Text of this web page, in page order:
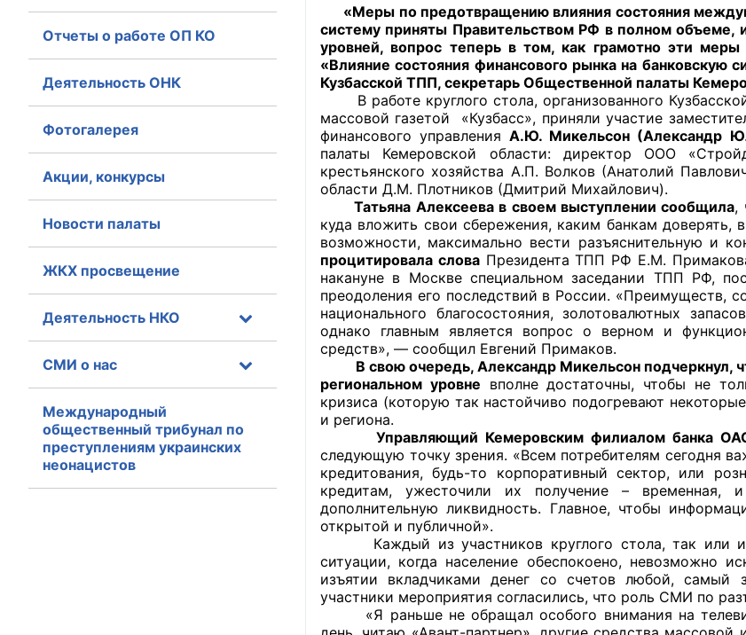
+7 (3842) 58-82-40 OPKO42@BK.RU
Главная
Общественные советы
Общественные советы при территориальных органах
исполнительной власти
Общественные советы по проведению независимой оценки
оказания услуг
О Палате
Структура Палаты
Комиссии
Экспертный совет ОП КО
Совет ОП КО
Общественный штаб
Члены ОП КО
Документы ОП КО
«Меры по предотвращению влияния состояния
систему приняты Правительством РФ в полном объеме,
уровней, вопрос теперь в том, как грамотно эти
«Влияние состояния финансового рынка на банковскую
Кузбасской ТПП, секретарь Общественной палаты
В работе круглого стола, организованного
массовой газетой «Кузбасс», приняли участие
финансового управленияА.Ю. Микельсон (Александр
палаты Кемеровской области: директор ООО
крестьянского хозяйства А.П. Волков (Анатолий
области Д.М. Плотников (Дмитрий Михайлович).
Татьяна Алексеева в своем выступлении сообщила,
куда вложить свои сбережения, каким банкам
возможности, максимально вести разъяснительную и
процитировала словаПрезидента ТПП РФ Е.М.
накануне в Москве специальном заседании ТПП РФ,
преодоления его последствий в России. «Преимуществ,
национального благосостояния, золотовалютных
однако главным является вопрос о верном и
средств», — сообщил Евгений Примаков.
В свою очередь, Александр Микельсон
региональном уровне вполне достаточны, чтобы не
кризиса (которую так настойчиво подогревают
и региона.
Управляющий Кемеровским филиалом банка
следующую точку зрения. «Всем потребителям сегодня
кредитования, будь-то корпоративный сектор, или
кредитам, ужесточили их получение – временная,
дополнительную ликвидность. Главное, чтобы
открытой и публичной».
Каждый из участников круглого стола, так или
ситуации, когда население обеспокоено, невозможно
изъятии вкладчиками денег со счетов любой,
участники мероприятия согласились, что роль СМИ по
«Я раньше не обращал особого внимания на
Отчеты о работе ОП КО
Деятельность ОНК
Фотогалерея
Акции, конкурсы
Новости палаты
ЖКХ просвещение
Деятельность НКО
СМИ о нас
Международный
общественный трибунал по
преступлениям украинских
неонацистов